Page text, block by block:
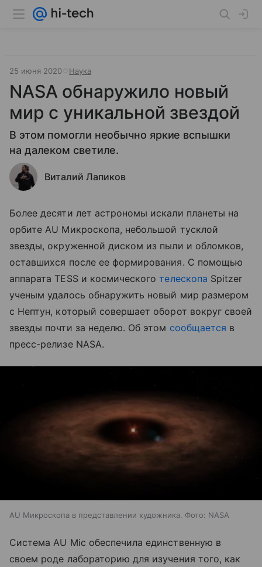
25 июня 2020 Наука
NASA обнаружило новый
мир с уникальной звездой
В этом помогли необычно яркие вспышки
на далеком светиле.
Виталий Лапиков
Более десяти лет астрономы искали планеты на
орбите AU Микроскопа, небольшой тусклой
звезды, окруженной диском из пыли и обломков,
оставшихся после ее формирования. С помощью
аппарата TESS и космическоготелескопа Spitzer
ученым удалось обнаружить новый мир размером
с Нептун, который совершает оборот вокруг своей
звезды почти за неделю. Об этом сообщается в
пресс-релизе NASA.
AU Микроскопа в представлении художника. Фото: NASA
Система AU Mic обеспечила единственную в
своем роде лабораторию для изучения того, как